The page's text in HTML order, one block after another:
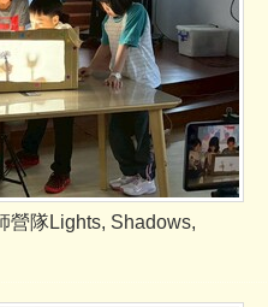
營隊Lights, Shadows,